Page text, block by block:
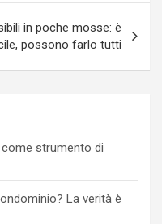
in poche mosse: è
possono farlo tutti
strumento di
La verità è